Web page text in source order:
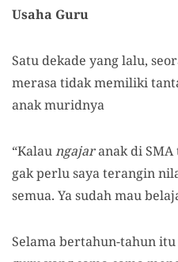
Usaha Guru
Satu dekade yang lalu,
merasa tidak memiliki
anak muridnya
“Kalaungajaranak di SMA
gak perlu saya terangin
semua. Ya sudah mau
Selama bertahun-tahun